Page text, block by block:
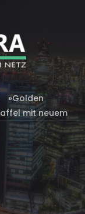
»Golden
mit neuem